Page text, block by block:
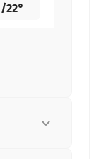
/22°